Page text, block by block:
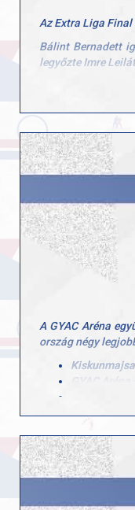
Az Extra Liga
Bálint Bernadett
legyőzte Imre
GRATULÁLUNK
Köszönjük a
Köszönjük az
A GYAC Aréna
ország négy
GYAC
Szívből
ennek a sikernek!
Jöhet a Final Four,